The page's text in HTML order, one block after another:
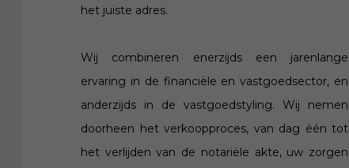
het juiste adres.
Wij combineren enerzijds een jarenlange
ervaring in de financiële en vastgoedsector, en
anderzijds in de vastgoedstyling. Wij nemen
doorheen het verkoopproces, van dag één tot
het verlijden van de notariële akte, uw zorgen